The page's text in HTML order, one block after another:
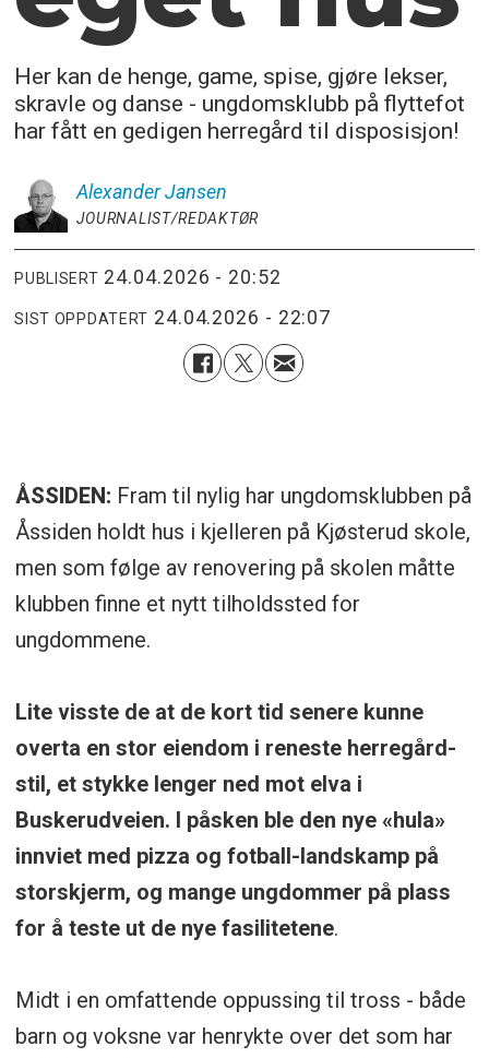
Her kan de henge, game, spise, gjøre lekser,
skravle og danse - ungdomsklubb på flyttefot
har fått en gedigen herregård til disposisjon!
Alexander Jansen
JOURNALIST/REDAKTØR
PUBLISERT 24.04.2026 - 20:52
SIST OPPDATERT 24.04.2026 - 22:07
ÅSSIDEN: Fram til nylig har ungdomsklubben på
Åssiden holdt hus i kjelleren på Kjøsterud skole,
men som følge av renovering på skolen måtte
klubben finne et nytt tilholdssted for
ungdommene.
Lite visste de at de kort tid senere kunne
overta en stor eiendom i reneste herregård-
stil, et stykke lenger ned mot elva i
Buskerudveien. I påsken ble den nye «hula»
innviet med pizza og fotball-landskamp på
storskjerm, og mange ungdommer på plass
for å teste ut de nye fasilitetene.
Midt i en omfattende oppussing til tross - både
barn og voksne var henrykte over det som har